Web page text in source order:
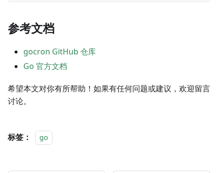
参考文档
gocron GitHub 仓库
Go 官方文档
希望本文对你有所帮助！如果有任何问题或建议，欢迎留言
讨论。
标签： go